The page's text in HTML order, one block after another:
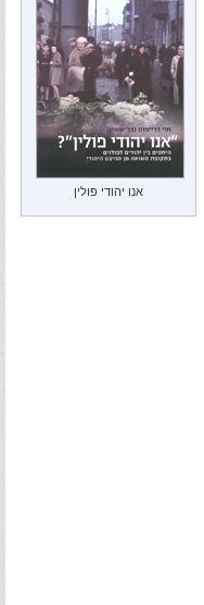
אנו יהודי פולין